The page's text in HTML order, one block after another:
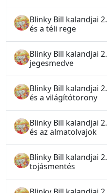
Blinky Bill kalandjai
és a téli rege
Blinky Bill kalandjai
jegesmedve
Blinky Bill kalandjai
és a világítótorony
Blinky Bill kalandjai
és az almatolvajok
Blinky Bill kalandjai
tojásmentés